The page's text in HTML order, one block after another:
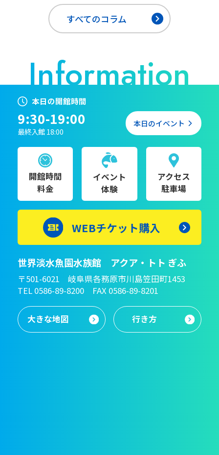
すべてのコラム
本日の開館時間
9:30-19:00
最終入館 18:00
本日のイベント
開館時間
料金
イベント
体験
アクセス
駐車場
WEBチケット購入
世界淡水魚園水族館 アクア・トト ぎふ
〒501-6021 岐阜県各務原市川島笠田町1453
TEL 0586-89-8200 FAX 0586-89-8201
大きな地図 行き方